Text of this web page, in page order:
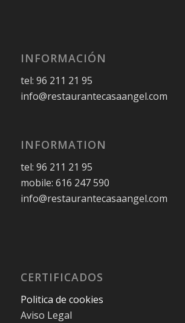
INFORMACIÓN
tel: 96 211 21 95
info@restaurantecasaangel.com
INFORMATION
tel: 96 211 21 95
mobile: 616 247 590
info@restaurantecasaangel.com
CERTIFICADOS
Politica de cookies
Aviso Legal